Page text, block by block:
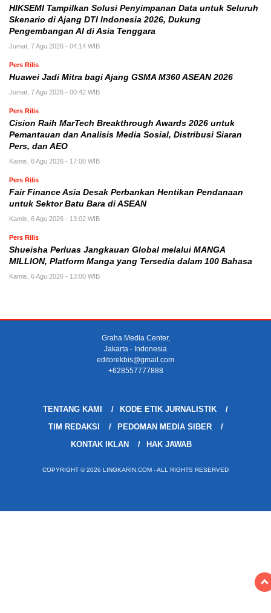
HIKSEMI Tampilkan Solusi Penyimpanan Data untuk Seluruh
Skenario di Ajang DTI Indonesia 2026, Dukung
Pengembangan AI di Asia Tenggara
Jumat, 7 Agu 2026 - 04:14 WIB
Pers Rilis
Huawei Jadi Mitra bagi Ajang GSMA M360 ASEAN 2026
Jumat, 7 Agu 2026 - 00:42 WIB
Pers Rilis
Cision Raih MarTech Breakthrough Awards 2026 untuk
Pemantauan dan Analisis Media Sosial, Distribusi Siaran
Pers, dan AEO
Kamis, 6 Agu 2026 - 17:00 WIB
Pers Rilis
Fair Finance Asia Desak Perbankan Hentikan Pendanaan
untuk Sektor Batu Bara di ASEAN
Kamis, 6 Agu 2026 - 13:02 WIB
Pers Rilis
Shueisha Perluas Jangkauan Global melalui MANGA
MILLION, Platform Manga yang Tersedia dalam 100 Bahasa
Kamis, 6 Agu 2026 - 13:00 WIB
Graha Media Center,
Jakarta - Indonesia
editorekbis@gmail.com
+628557777888
TENTANG KAMI
KODE ETIK JURNALISTIK
TIM REDAKSI
PEDOMAN MEDIA SIBER
KONTAK IKLAN
HAK JAWAB
COPYRIGHT © 2026 LINGKARIN.COM - ALL RIGHTS RESERVED